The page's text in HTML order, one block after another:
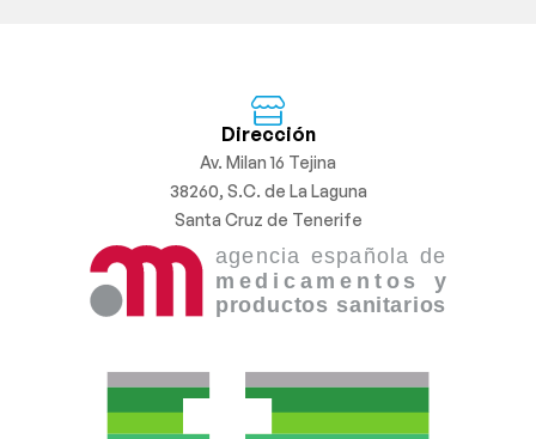
Dirección
Av. Milan 16 Tejina
38260, S.C. de La Laguna
Santa Cruz de Tenerife